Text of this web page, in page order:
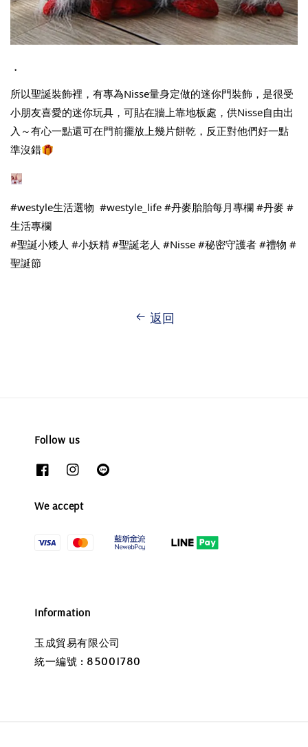
・
所以聖誕裝飾裡，有專為Nisse量身定做的迷你門裝飾，是很受
小朋友喜愛的迷你玩具，可貼在牆上靠地板處，供Nisse自由出
入～有心一點還可在門前擺放上幾片餅乾，反正對他們好一點
準沒錯
#westyle生活選物 #westyle_life #丹麥胎胎每月專欄 #丹麥 #
生活專欄
#聖誕小矮人 #小妖精 #聖誕老人 #Nisse #秘密守護者 #禮物 #
聖誕節
返回
Follow us
We accept
Information
玉成貿易有限公司
統一編號 : 85001780